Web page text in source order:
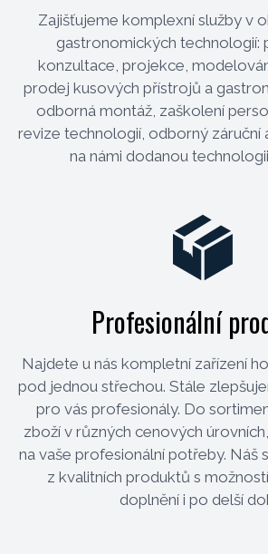
Zajišťujeme komplexní služby v
gastronomických technologií:
konzultace, projekce,
prodej kusových přístrojů a
odborná montáž, zaškolení
revize technologií, odborný záruční
na námi dodanou
Profesionální
Najdete u nás kompletní zařízení
pod jednou střechou. Stále
pro vás profesionály. Do
zboží v různých cenových
na vaše profesionální potřeby. Náš
z kvalitních produktů s
doplnění i po delší